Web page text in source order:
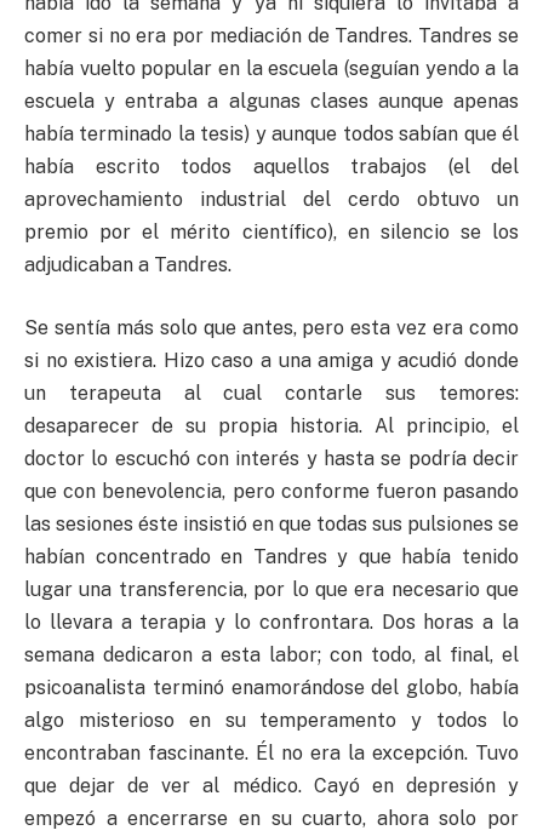
comer si no era por mediación de Tandres. Tandres se
había vuelto popular en la escuela (seguían yendo a la
escuela y entraba a algunas clases aunque apenas
había terminado la tesis) y aunque todos sabían que él
había escrito todos aquellos trabajos (el del
aprovechamiento industrial del cerdo obtuvo un
premio por el mérito científico), en silencio se los
adjudicaban a Tandres.
Se sentía más solo que antes, pero esta vez era como
si no existiera. Hizo caso a una amiga y acudió donde
un terapeuta al cual contarle sus temores:
desaparecer de su propia historia. Al principio, el
doctor lo escuchó con interés y hasta se podría decir
que con benevolencia, pero conforme fueron pasando
las sesiones éste insistió en que todas sus pulsiones se
habían concentrado en Tandres y que había tenido
lugar una transferencia, por lo que era necesario que
lo llevara a terapia y lo confrontara. Dos horas a la
semana dedicaron a esta labor; con todo, al final, el
psicoanalista terminó enamorándose del globo, había
algo misterioso en su temperamento y todos lo
encontraban fascinante. Él no era la excepción. Tuvo
que dejar de ver al médico. Cayó en depresión y
empezó a encerrarse en su cuarto, ahora solo por